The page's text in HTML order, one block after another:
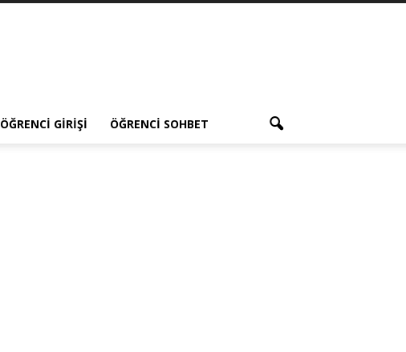
ÖĞRENCI GIRIŞI ÖĞRENCI SOHBET